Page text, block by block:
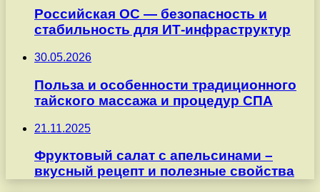
Российская ОС — безопасность и
стабильность для ИТ-инфраструктур
30.05.2026
Польза и особенности традиционного
тайского массажа и процедур СПА
21.11.2025
Фруктовый салат с апельсинами –
вкусный рецепт и полезные свойства